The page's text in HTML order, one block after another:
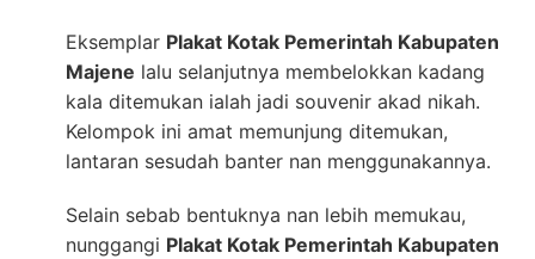
Eksemplar Plakat Kotak Pemerintah Kabupaten
Majene lalu selanjutnya membelokkan kadang
kala ditemukan ialah jadi souvenir akad nikah.
Kelompok ini amat memunjung ditemukan,
lantaran sesudah banter nan menggunakannya.
Selain sebab bentuknya nan lebih memukau,
nunggangi Plakat Kotak Pemerintah Kabupaten